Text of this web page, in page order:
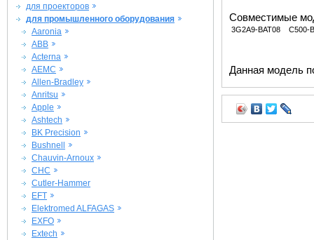
для проекторов
для промышленного оборудования
Aaronia
ABB
Acterna
AEMC
Allen-Bradley
Anritsu
Apple
Ashtech
BK Precision
Bushnell
Chauvin-Arnoux
CHC
Cutler-Hammer
EFT
Elektromed ALFAGAS
EXFO
Extech
Совместимые
3G2A9-BAT08 C500-
Данная модель